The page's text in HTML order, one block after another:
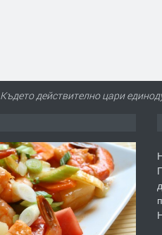
Където действително цари